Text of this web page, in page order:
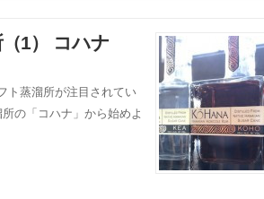
1） コハナ
ト蒸溜所が注目されてい
の「コハナ」から始めよ